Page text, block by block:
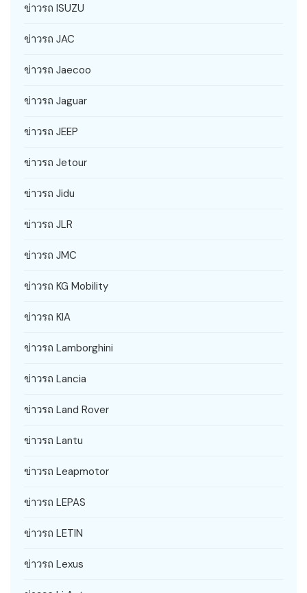
ข่าวรถ ISUZU
ข่าวรถ JAC
ข่าวรถ Jaecoo
ข่าวรถ Jaguar
ข่าวรถ JEEP
ข่าวรถ Jetour
ข่าวรถ Jidu
ข่าวรถ JLR
ข่าวรถ JMC
ข่าวรถ KG Mobility
ข่าวรถ KIA
ข่าวรถ Lamborghini
ข่าวรถ Lancia
ข่าวรถ Land Rover
ข่าวรถ Lantu
ข่าวรถ Leapmotor
ข่าวรถ LEPAS
ข่าวรถ LETIN
ข่าวรถ Lexus